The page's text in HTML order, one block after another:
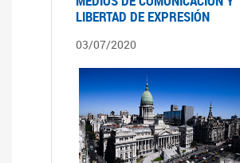
LIBERTAD DE EXPRESIÓN
03/07/2020